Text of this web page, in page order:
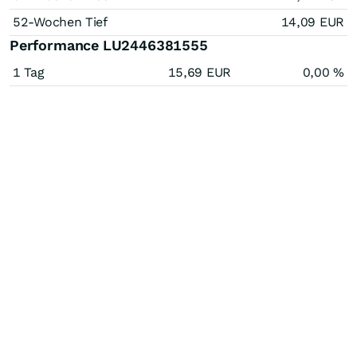
52-Wochen Tief
14,09 EUR
Performance LU2446381555
1 Tag 15,69 EUR 0,00%